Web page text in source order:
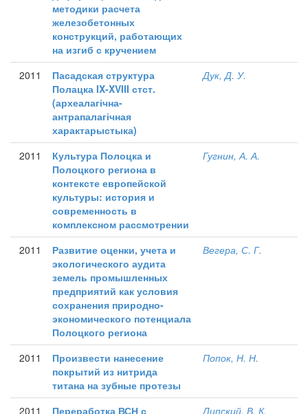
методики расчета
железобетонных
конструкций, работающих
на изгиб с кручением
2011
Пасадская структура
Полацка IX-XVIII стст.
(археалагічна-
антрапалагічная
характарыстыка)
Дук, Д. У.
2011
Культура Полоцка и
Полоцкого региона в
контексте европейской
культуры: история и
современность в
комплексном рассмотрении
Гугнин, А. А.
2011
Развитие оценки, учета и
экологического аудита
земель промышленных
предприятий как условия
сохранения природно-
экономического потенциала
Полоцкого региона
Вегера, С. Г.
2011
Произвести нанесение
покрытий из нитрида
титана на зубные протезы
Попок, Н. Н.
2011 Переработка ВСН с Липский, В. К.